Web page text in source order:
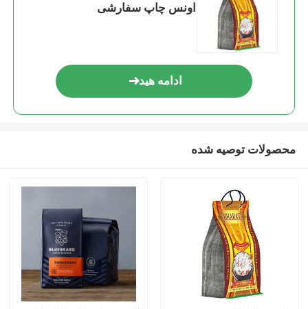
اونس چاپ سفارشی
ادامه هید
محصولات توصیه شده